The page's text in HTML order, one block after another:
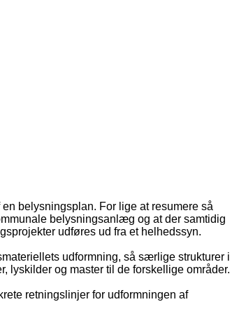
belysningsplan. For lige at resumere så
belysningsanlæg og at der samtidig
udføres ud fra et helhedssyn.
udformning, så særlige strukturer i
lyskilder og master til de forskellige områder.
retningslinjer for udformningen af